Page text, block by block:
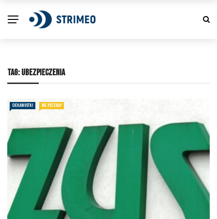
TAG:UBEZPIECZENIA
CIEKAWOSTKI NIE PRZEGAP